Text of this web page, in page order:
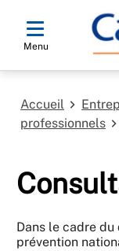
Menu
Accueil
professionnels
Dans le cadre
prévention